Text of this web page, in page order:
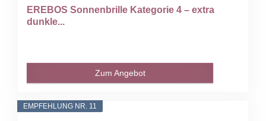
EREBOS Sonnenbrille Kategorie 4 – extra
dunkle...
Zum Angebot
EMPFEHLUNG NR. 11